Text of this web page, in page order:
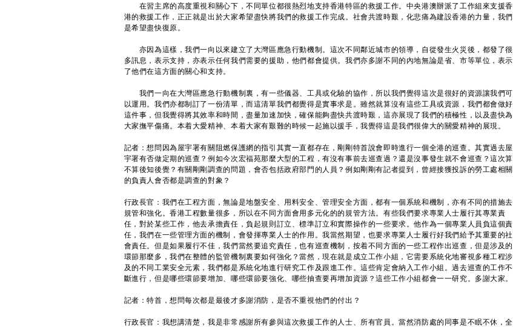
在習主席的高度重視和關心下，不同單位都很熱烈地支持香港特區的救援工作。中央港澳辦派了工作組來支援香
港的救援工作，正正就是出於大家希望盡快將我們的救援工作完成。社會共渡時艱，化悲痛為建設香港的力量，我們
是希望盡快復原。
亦因為這樣，我們一向以來建立了大灣區應急行動機制。這次不同鄰近城市的領導，自從發生火災後，都發了很
多訊息，表示支持，亦表示任何我們需要的援助，他們都會提供。我們亦多謝不同的內地無論是省、市等單位，表示
了他們在這方面的關心和支持。
我們一向在大灣區應急行動機制裏，有一些儀器、工具或化驗的協作，所以我們覺得這次是很好的資源讓我們可
以運用。我們亦都制訂了一份清單，而這清單我們都覺得是實事求是。雖然就算沒有這些工具或資源，我們都會做好
這件事，但我覺得將其效率和時間，盡量加速加快，確保能夠盡快共渡時艱，這亦展現了我們的積極性，以及盡快為
大家撫平傷痛。本着大愛精神、本着大家有艱難的時候一起施以援手，我覺得這是我們很偉大的關愛精神的展現。
記者：想問因為屋宇署有關阻燃保護網的指引其實一直都存在，剛剛特首說會即時進行一個全港的巡查。其實過去屋
宇署有否做定期的巡查？例如今次宏福苑那麼大型的工程，有沒有事前去巡查過？還是沒事發生就不會巡查？這次算
不算後知後覺？有關剛剛調查的問題，會否包括政府部門的人員？例如剛剛有記者提到，曾經接獲投訴的勞工處相關
的負責人會否都是調查的對象？
行政長官：我們在工程方面，無論是地盤安全、用料安全、管理安全方面，都有一個系統和機制，亦有不同的措施去
規管和強化。香港工程數量很多，所以在不同方面會用多元化的的規管方法。有些我們要求專業人士履行其專業責
任，對於某些工作，他去承擔責任，負起規則訂立、標準訂立和實際操作的一些要求。他作為一個專業人員負這個責
任，我們在一些管理方面的機制，會發揮專業人士的作用。我當然期望，也要求專業人士履行好我們給予其重要的社
會責任。但是如果履行不佳，我們當然要追究責任，也有巡查機制，按着不同方面的一些工程作出巡查，但是涉及的
環節那麼多，我們在整體的監管機制裏要如何強化？當然，現在就是成立工作小組，它需要系統化地審視多種工程涉
及的不同工業安全元素，我們都是系統化地進行研究工作及跟進工作。這些肯定會納入工作小組。過去巡查的工作不
斷進行，但是哪些環節要增加、哪些環節要強化、哪些抽查要再增加資源？這些工作小組都會一一研究。多謝大家。
記者：特首，想問每次都是最後才多謝消防，是否不重視他們的付出？
行政長官：我想講清楚，我是非常感謝所有參與這次救援工作的人士、所有官員。當然消防處的同事是不眠不休，全